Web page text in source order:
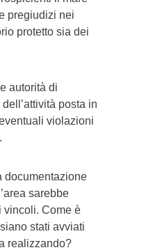
pregiudizi nei
protetto sia dei
autorità di
posta in
violazioni
documentazione
sarebbe
vincoli. Come è
stati avviati
realizzando?